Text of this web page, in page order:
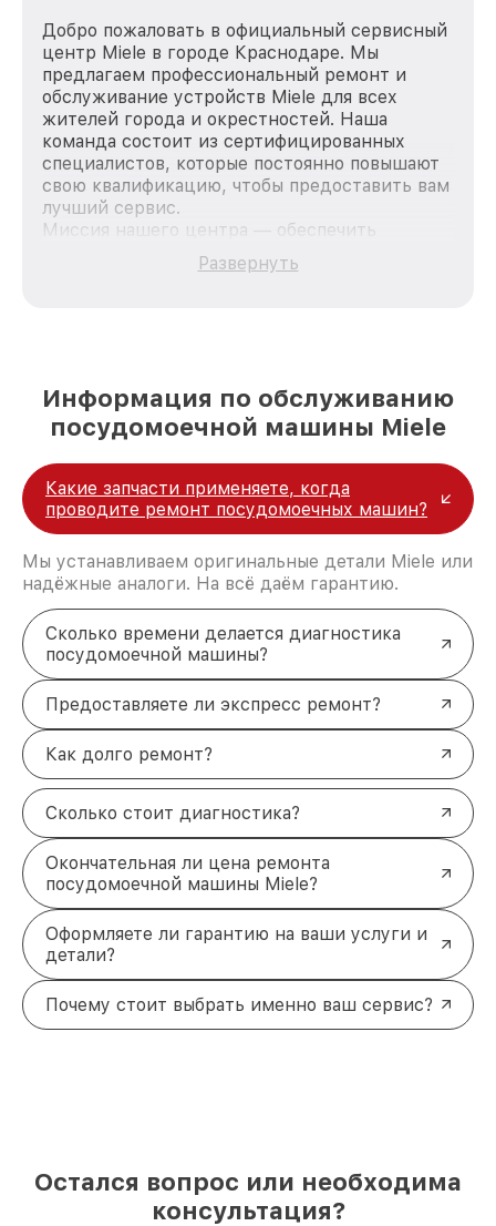
Добро пожаловать в официальный сервисный
центр Miele в городе Краснодаре. Мы
предлагаем профессиональный ремонт и
обслуживание устройств Miele для всех
жителей города и окрестностей. Наша
команда состоит из сертифицированных
специалистов, которые постоянно повышают
свою квалификацию, чтобы предоставить вам
лучший сервис.
Миссия нашего центра — обеспечить
качественный и доступный ремонт для
каждого пользователя продукции Miele, вне
лучшим сервисным центром Miele в городе
Краснодаре, постоянно повышая уровень
доверия и лояльности наших клиентов.
Развернуть
Информация по обслуживанию
посудомоечной машины Miele
Какие запчасти применяете, когда
проводите ремонт посудомоечных машин?
Мы устанавливаем оригинальные детали Miele или
надёжные аналоги. На всё даём гарантию.
Сколько времени делается диагностика
посудомоечной машины?
Предоставляете ли экспресс ремонт?
Как долго ремонт?
Сколько стоит диагностика?
Окончательная ли цена ремонта
посудомоечной машины Miele?
Оформляете ли гарантию на ваши услуги и
детали?
Почему стоит выбрать именно ваш сервис?
Остался вопрос или необходима
консультация?